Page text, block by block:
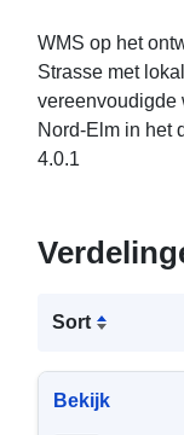
WMS op het
Strasse met
vereenvoudigde
Nord-Elm in het
4.0.1
Sort
Bekijk